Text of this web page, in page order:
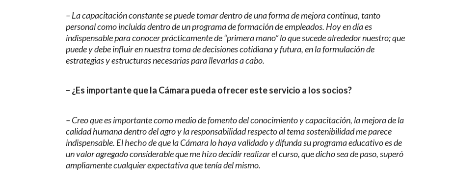
– La capacitación constante se puede tomar dentro de una forma de mejora continua, tanto
personal como incluida dentro de un programa de formación de empleados. Hoy en día es
indispensable para conocer prácticamente de “primera mano” lo que sucede alrededor nuestro; que
puede y debe influir en nuestra toma de decisiones cotidiana y futura, en la formulación de
estrategias y estructuras necesarias para llevarlas a cabo.
– ¿Es importante que la Cámara pueda ofrecer este servicio a los socios?
– Creo que es importante como medio de fomento del conocimiento y capacitación, la mejora de la
calidad humana dentro del agro y la responsabilidad respecto al tema sostenibilidad me parece
indispensable. El hecho de que la Cámara lo haya validado y difunda su programa educativo es de
un valor agregado considerable que me hizo decidir realizar el curso, que dicho sea de paso, superó
ampliamente cualquier expectativa que tenía del mismo.